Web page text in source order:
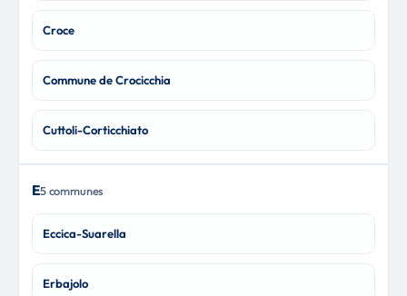
Croce
Commune de Crocicchia
Cuttoli-Corticchiato
E5 communes
Eccica-Suarella
Erbajolo